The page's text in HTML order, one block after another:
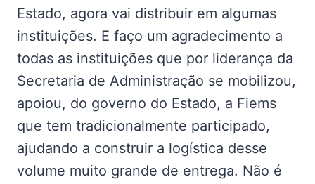
Estado, agora vai distribuir em algumas
instituições. E faço um agradecimento a
todas as instituições que por liderança da
Secretaria de Administração se mobilizou,
apoiou, do governo do Estado, a Fiems
que tem tradicionalmente participado,
ajudando a construir a logística desse
volume muito grande de entrega. Não é